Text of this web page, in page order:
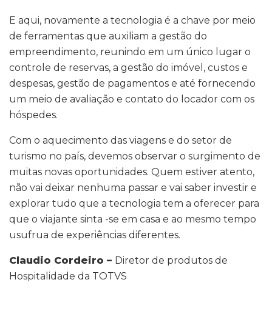
E aqui, novamente a tecnologia é a chave por meio
de ferramentas que auxiliam a gestão do
empreendimento, reunindo em um único lugar o
controle de reservas, a gestão do imóvel, custos e
despesas, gestão de pagamentos e até fornecendo
um meio de avaliação e contato do locador com os
hóspedes.
Com o aquecimento das viagens e do setor de
turismo no país, devemos observar o surgimento de
muitas novas oportunidades. Quem estiver atento,
não vai deixar nenhuma passar e vai saber investir e
explorar tudo que a tecnologia tem a oferecer para
que o viajante sinta -se em casa e ao mesmo tempo
usufrua de experiências diferentes.
Claudio Cordeiro – Diretor de produtos de
Hospitalidade da TOTVS